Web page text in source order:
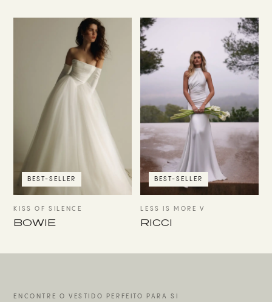
BEST-SELLER
KISS OF SILENCE
BOWIE
BEST-SELLER
LESS IS MORE V
RICCI
ENCONTRE O VESTIDO PERFEITO PARA SI